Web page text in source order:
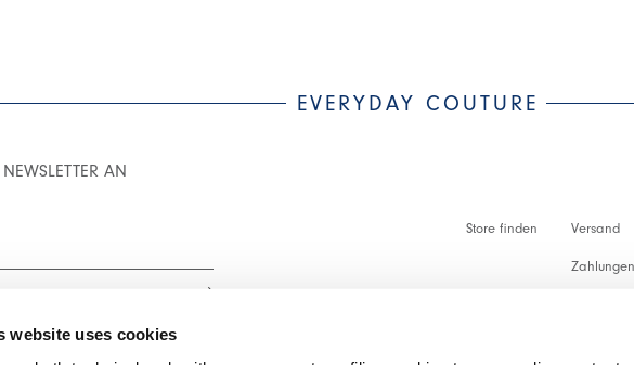
website uses cookies
EVERYDAY COUTURE
AN
Store finden Versand